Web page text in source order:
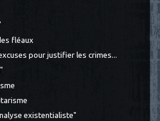
fléaux
pour justifier les crimes...
existentialiste"